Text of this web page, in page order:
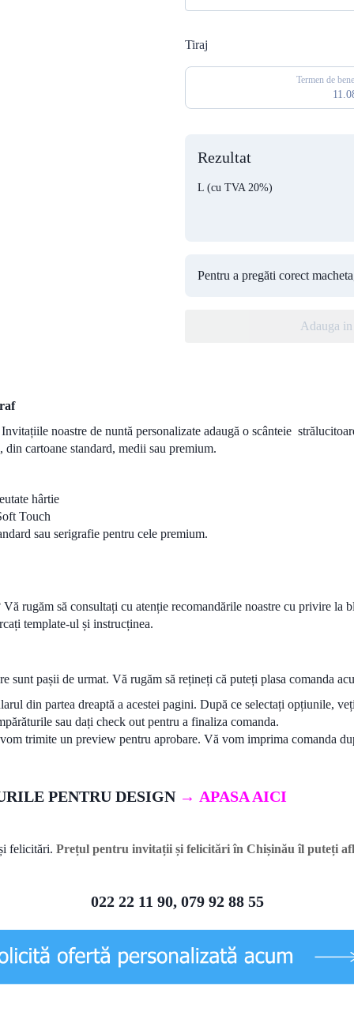
Tiraj
Termen de
Rezultat
L (cu TVA 20%)
Pentru a pregăti corect
Adauga
noastre de nuntă personalizate adaugă o scânteie
cartoane standard, medii sau premium.
hârtie
Touch
sau serigrafie pentru cele premium.
rugăm să consultați cu atenție recomandările noastre cu privire la
template-ul și instrucținea.
sunt pașii de urmat. Vă rugăm să rețineți că puteți plasa comanda
din partea dreaptă a acestei pagini. După ce selectați opțiunile,
sau dați check out pentru a finaliza comanda.
trimite un preview pentru aprobare. Vă vom imprima comanda
PENTRU DESIGN → APASA AICI
felicitări. Prețul pentru invitații și felicitări în Chișinău îl puteți
022 22 11 90, 079 92 88 55